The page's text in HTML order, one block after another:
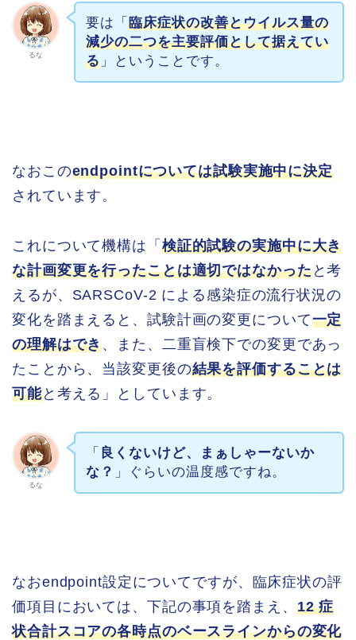
るな
要は「 臨床症状の改善とウイルス量の
減少の二つを主要評価として据えてい
る」ということです。
なおこのendpointについては試験実施中に決定
されています。
これについて機構は「 検証的試験の実施中に大き
な計画変更を行ったことは適切ではなかったと考
えるが、SARSCoV-2 による感染症の流行状況の
変化を踏まえると、試験計画の変更について一定
の理解はでき、また、二重盲検下での変更であっ
たことから、当該変更後の結果を評価することは
可能と考える」としています。
るな
「 良くないけど、まぁしゃーないか
な？ 」ぐらいの温度感ですね。
なおendpoint設定についてですが、臨床症状の評
価項目においては、下記の事項を踏まえ、 12 症
状合計スコアの各時点のベースラインからの変化